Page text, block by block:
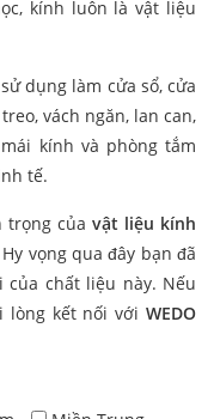
kính luôn là vật liệu
dụng làm cửa sổ, cửa
vách ngăn, lan can,
kính và phòng tắm
tế.
trọng của vật liệu kính
vọng qua đây bạn đã
chất liệu này. Nếu
lòng kết nối với WEDO